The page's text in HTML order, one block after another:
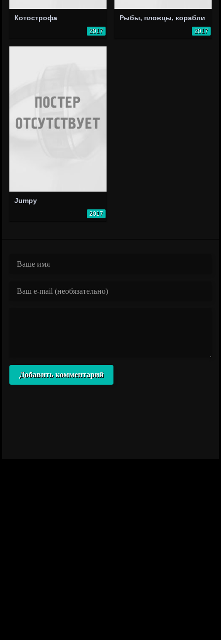
Котострофа
2017
Рыбы, пловцы, корабли
2017
Jumpy
2017
Добавить комментарий